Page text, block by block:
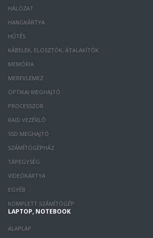
HÁLÓZAT
HANGKÁRTYA
HŰTÉS
KÁBELEK, ELOSZTÓK, ÁTALAKÍTÓK
MEMÓRIA
MEREVLEMEZ
OPTIKAI MEGHAJTÓ
PROCESSZOR
RAID VEZÉRLŐ
SSD MEGHAJTÓ
SZÁMÍTÓGÉPHÁZ
TÁPEGYSÉG
VIDEÓKÁRTYA
EGYÉB
KOMPLETT SZÁMÍTÓGÉP
LAPTOP, NOTEBOOK
ALAPLAP